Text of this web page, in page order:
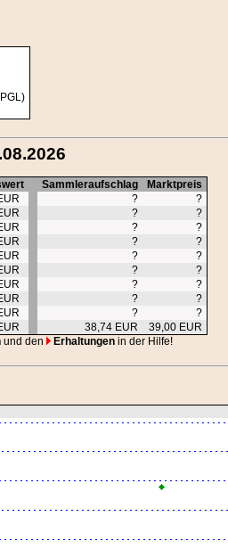
Sammleraufschlag
Marktpreis
?
?
?
?
?
?
?
?
?
?
?
?
?
?
?
?
?
?
38,74 EUR
39,00 EUR
und den Erhaltungen in der Hilfe!